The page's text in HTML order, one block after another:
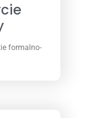
formalno-